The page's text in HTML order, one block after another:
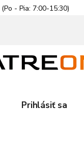
Prihlásiť sa